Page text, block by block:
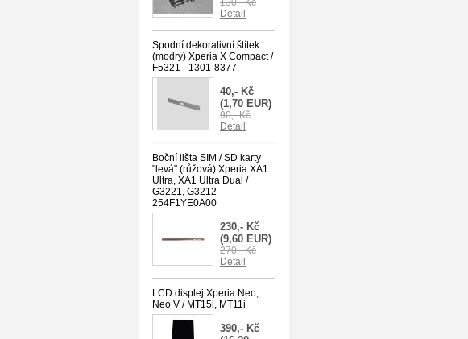
130,- Kč
Detail
Spodní dekorativní štítek
(modrý) Xperia X Compact /
F5321 - 1301-8377
40,- Kč
(1,70 EUR)
90,- Kč
Detail
Boční lišta SIM / SD karty
"levá" (růžová) Xperia XA1
Ultra, XA1 Ultra Dual /
G3221, G3212 -
254F1YE0A00
230,- Kč
(9,60 EUR)
270,- Kč
Detail
LCD displej Xperia Neo,
Neo V / MT15i, MT11i
390,- Kč